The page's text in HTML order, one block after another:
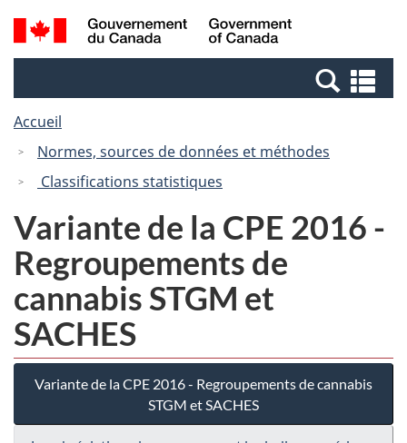
Passer
au
Passer
à
Canada
Recherche
et
et
Accueil
Normes, sources de données et méthodes
Classifications statistiques
Variante de la CPE 2016 -
Regroupements de
cannabis STGM et
SACHES
Variante de la CPE 2016 - Regroupements de cannabis
STGM et SACHES